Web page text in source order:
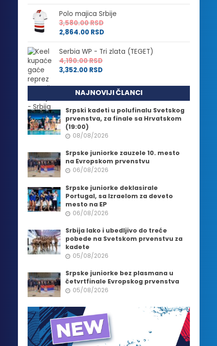
Polo majica Srbije
3,580.00RSD
2,864.00 RSD
Serbia WP - Tri zlata (TEGET)
4,190.00RSD
3,352.00 RSD
NAJNOVIJI ČLANCI
Srpski kadeti u polufinalu Svetskog
prvenstva, za finale sa Hrvatskom
(19:00)
08/08/2026
Srpske juniorke zauzele 10. mesto
na Evropskom prvenstvu
06/08/2026
Srpske juniorke deklasirale
Portugal, sa Izraelom za deveto
mesto na EP
06/08/2026
Srbija lako i ubedljivo do treće
pobede na Svetskom prvenstvu za
kadete
05/08/2026
Srpske juniorke bez plasmana u
četvrtfinale Evropskog prvenstva
05/08/2026